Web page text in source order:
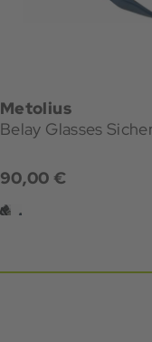
Metolius
Belay Glasses
90,00 €